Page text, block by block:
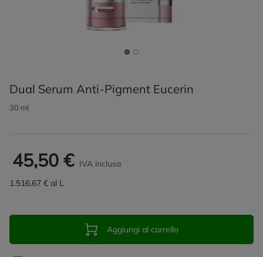
Dual Serum Anti-Pigment Eucerin
30 ml
45,50 € IVA inclusa
1.516,67 € al L
Aggiungi al carrello